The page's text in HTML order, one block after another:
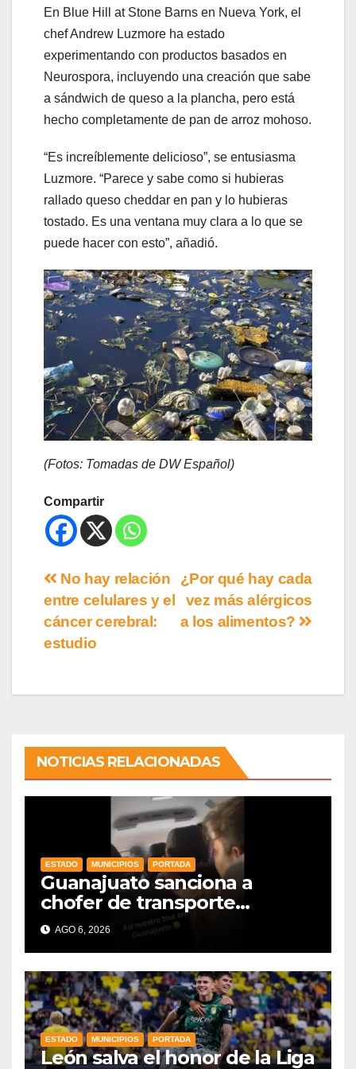
En Blue Hill at Stone Barns en Nueva York, el
chef Andrew Luzmore ha estado
experimentando con productos basados en
Neurospora, incluyendo una creación que sabe
a sándwich de queso a la plancha, pero está
hecho completamente de pan de arroz mohoso.
“Es increíblemente delicioso”, se entusiasma
Luzmore. “Parece y sabe como si hubieras
rallado queso cheddar en pan y lo hubieras
tostado. Es una ventana muy clara a lo que se
puede hacer con esto”, añadió.
(Fotos: Tomadas de DW Español)
Compartir
¿Por qué hay cada
vez más alérgicos
a los alimentos?
No hay relación
entre celulares y el
cáncer cerebral:
estudio
NOTICIAS RELACIONADAS
ESTADO MUNICIPIOS PORTADA
Guanajuato sanciona a
chofer de transporte
turístico e intensifica
operativos de vigilancia
AGO 6, 2026
ESTADO MUNICIPIOS PORTADA
León salva el honor de la Liga